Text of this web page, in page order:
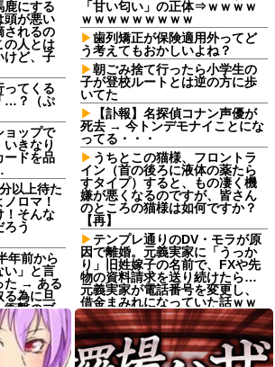
にする
頭が悪い
されるの
の人とは
けど、子
ってくる
…？（ぷ
ョップで
きなり
ードを品
以上待た
ロマ！
！そんな
う
年前から
い」と言
た → ある
る為に旦
衝撃のブ
なっ
…」→フ
「甘い匂い」の正体⇒ｗｗｗｗ
ｗｗｗｗｗｗｗｗｗ
歯列矯正が保険適用外ってど
う考えてもおかしいよね？
朝ごみ捨て行ったら小学生の
子が登校ルートとは逆の方に歩
いてた
【訃報】名探偵コナン声優が
死去 → 今トンデモナイことにな
ってる・・・
うちとこの猫様、フロントラ
イン（首の後ろに液体の薬たら
すタイプ）すると、もの凄く機
嫌が悪くなるのですが、皆さん
のところの猫様は如何ですか？
【再】
テンプレ通りのDV・モラが原
因で離婚。元義実家に「うっか
り」旧姓嫁子の名前で、FXや先
物の資料請求を送り続けたら…
元義実家が電話番号を変更し、
借金まみれになっていた話ｗｗ
ｗｗｗ
彼氏「俺の親は毒親。だから
結婚しても一切関わらなくてい
い」私「うん」彼氏「そのかわ